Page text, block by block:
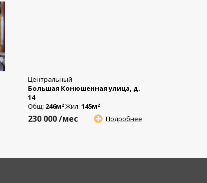
Центральный
Большая Конюшенная улица, д.
14
Общ: 246м2 Жил: 145м2
Подробнее
230 000/мес